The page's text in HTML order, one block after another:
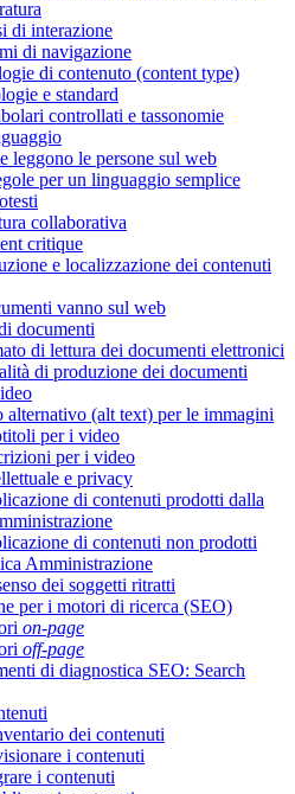
di interazione
di navigazione
di contenuto (content type)
e standard
controllati e tassonomie
leggono le persone sul web
per un linguaggio semplice
collaborativa
critique
e localizzazione dei contenuti
vanno sul web
documenti
di lettura dei documenti elettronici
di produzione dei documenti
alternativo (alt text) per le immagini
per i video
per i video
e privacy
di contenuti prodotti dalla
di contenuti non prodotti
Amministrazione
dei soggetti ritratti
per i motori di ricerca (SEO)
on-page
off-page
di diagnostica SEO: Search
dei contenuti
i contenuti
i contenuti